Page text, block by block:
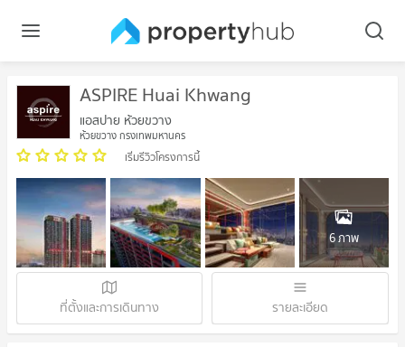
ASPIRE Huai Khwang
แอสปาย ห้วยขวาง
ห้วยขวาง กรุงเทพมหานคร
เริ่มรีวิวโครงการนี้
6 ภาพ
ที่ตั้งและการเดินทาง รายละเอียด